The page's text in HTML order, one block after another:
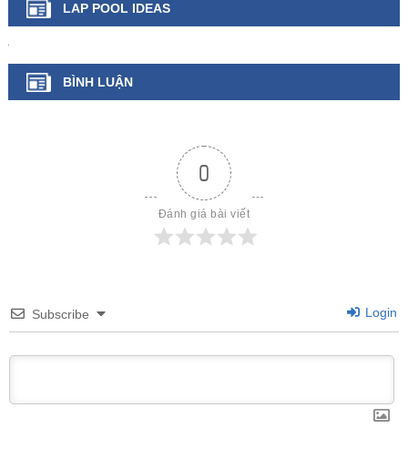
LAP POOL IDEAS
BÌNH LUẬN
0
Đánh giá bài viết
Subscribe Login